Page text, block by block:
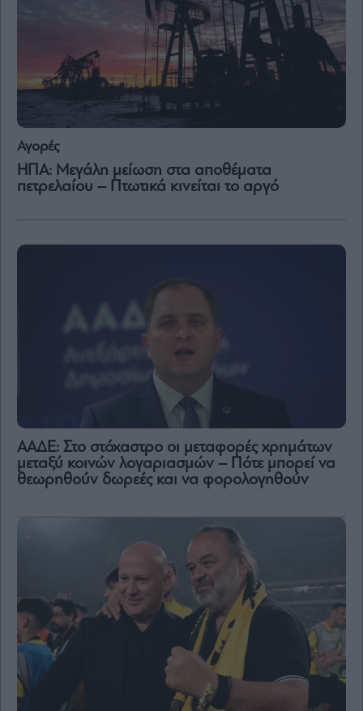
Αγορές
ΗΠΑ: Μεγάλη μείωση στα αποθέματα
πετρελαίου – Πτωτικά κινείται το αργό
ΑΑΔΕ: Στο στόχαστρο οι μεταφορές χρημάτων
μεταξύ κοινών λογαριασμών – Πότε μπορεί να
θεωρηθούν δωρεές και να φορολογηθούν